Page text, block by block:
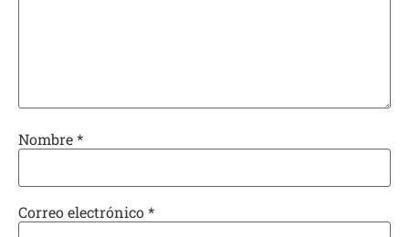
Nombre*
Correo electrónico*